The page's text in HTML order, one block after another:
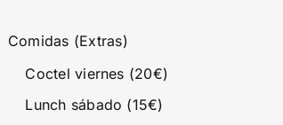
Comidas (Extras)
Coctel viernes (20€)
Lunch sábado (15€)